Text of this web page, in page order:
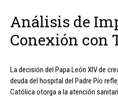
Análisis de
Conexión con
La decisión del Papa León XIV de
deuda del hospital del Padre Pío
Católica otorga a la atención